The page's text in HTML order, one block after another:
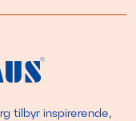
tilbyr inspirerende,